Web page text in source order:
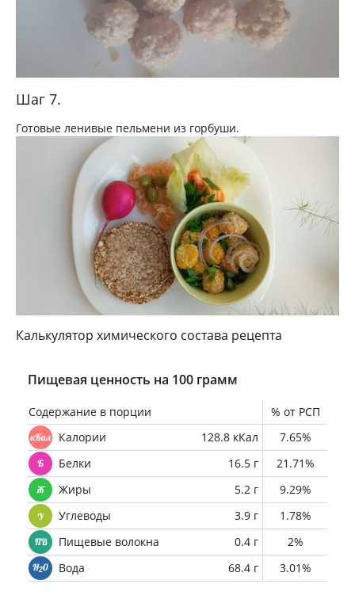
Шаг 7.
Готовые ленивые пельмени из горбуши.
Калькулятор химического состава рецепта
Пищевая ценность на 100 грамм
Содержание в порции
% от РСП
Калории
128.8 кКал
7.65%
Белки
16.5 г
21.71%
Жиры
5.2 г
9.29%
Углеводы
3.9 г
1.78%
Пищевые волокна
0.4 г
2%
Вода
68.4 г 3.01%